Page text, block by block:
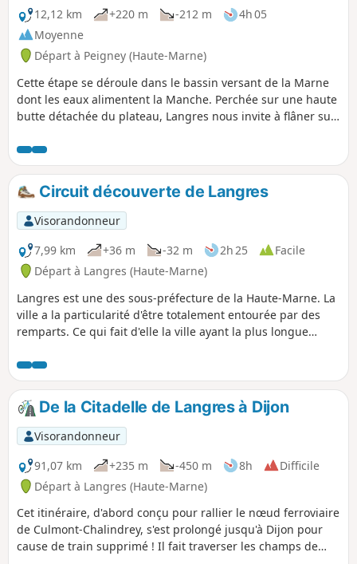
12,12 km
+220 m -212 m
4h 05
Moyenne
Départ à Peigney (Haute-Marne)
Cette étape se déroule dans le bassin versant de la Marne
dont les eaux alimentent la Manche. Perchée sur une haute
butte détachée du plateau, Langres nous invite à flâner sur
habituel.
Circuit découverte de Langres
Visorandonneur
7,99 km
+36 m -32 m 2h 25
Facile
Départ à Langres (Haute-Marne)
Langres est une des sous-préfecture de la Haute-Marne. La
ville a la particularité d'être totalement entourée par des
remparts. Ce qui fait d'elle la ville ayant la plus longue
tour du centre historique de Langres, et d'emprunter le
chemin de ronde des fortifications médiévales sur 3
kilomètres. Le parcours interne dans la ville est tout aussi
séduisant avec pas mal de monuments historiques, dont la
Cathédrale Saint-Mammès et pour ceux qui veulent
prolonger la visite de Langres, il y a aussi le musée de la
ville qui peut se visiter.
De la Citadelle de Langres à Dijon
Visorandonneur
91,07 km
+235 m -450 m 8h
Difficile
Départ à Langres (Haute-Marne)
Cet itinéraire, d'abord conçu pour rallier le nœud ferroviaire
de Culmont-Chalindrey, s'est prolongé jusqu'à Dijon pour
cause de train supprimé ! Il fait traverser les champs de